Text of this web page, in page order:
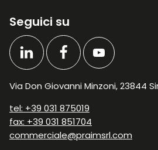
Seguici su
Via Don Giovanni Minzoni, 23844
tel: +39 031 875019
fax: +39 031 851704
commerciale@praimsrl.com